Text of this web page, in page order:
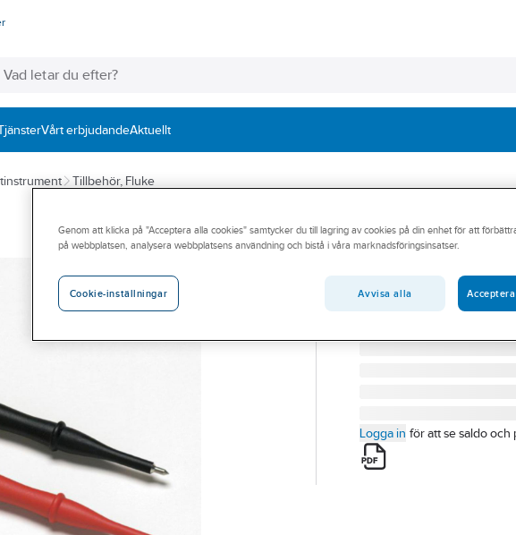
Vårt erbjudandeAktuellt
Tillbehör, Fluke
FLUKE
Testprob 2 mm,
MÄTSPETSAR TP38,
Artikelnummer:
4202935
1541636
Logga in för att se saldo och
Genom att klicka på "Acceptera alla cookies" samtycker du till lagring av cookies på din enhet för att
på webbplatsen, analysera webbplatsens användning och bistå i våra marknadsföringsinsatser.
Cookie-inställningar Avvisa alla